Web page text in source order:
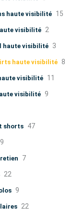
haute visibilité 15
visibilité 2
haute visibilité 3
haute visibilité 8
visibilité 11
visibilité 9
shorts 47
9
7
22
9
22